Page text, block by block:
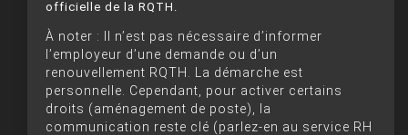
officielle de la RQTH.
À noter : Il n’est pas nécessaire d’informer
l’employeur d’une demande ou d’un
renouvellement RQTH. La démarche est
personnelle. Cependant, pour activer certains
droits (aménagement de poste), la
communication reste clé (parlez-en au service RH